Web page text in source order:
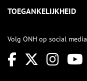
TOEGANKELIJKHEID
Volg ONH op social media